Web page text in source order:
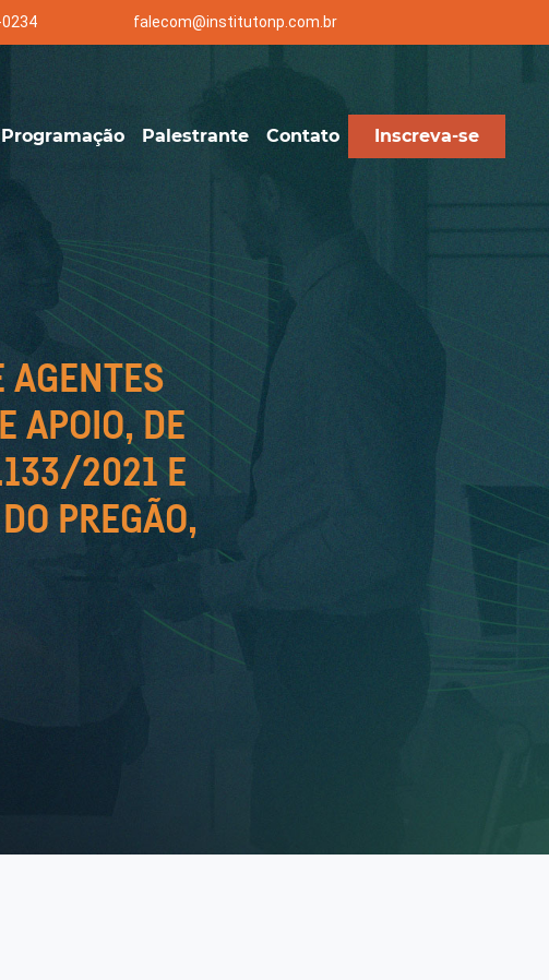
falecom@institutonp.com.br
Programação Palestrante Contato Inscreva-se
AGENTES
APOIO, DE
2021 E
PREGÃO,